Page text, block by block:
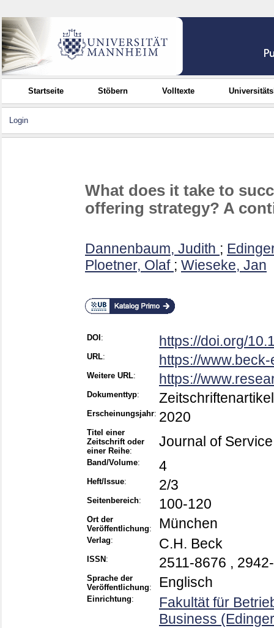
Startseite Stöbern Volltexte
Login
What does it take to
offering strategy? A
Dannenbaum, Judith ;
Ploetner, Olaf ; Wieseke, Jan
DOI : https://doi.org/
URL: https://
Weitere URL: https://
Dokumenttyp: Zeitschriftenartikel
Erscheinungsjahr: 2020
Titel einer
Zeitschrift oder
einer Reihe:
Journal of
Band/Volume: 4
Heft/Issue: 2/3
Seitenbereich: 100-120
Ort der
Veröffentlichung: München
Verlag: C.H. Beck
ISSN : 2511-8676 ,
Sprache der
Veröffentlichung: Englisch
Einrichtung:
Fakultät für
Business